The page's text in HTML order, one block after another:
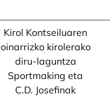
Kirol Kontseiluaren
oinarrizko kirolerako
diru-laguntza
Sportmaking eta
C.D. Josefinak